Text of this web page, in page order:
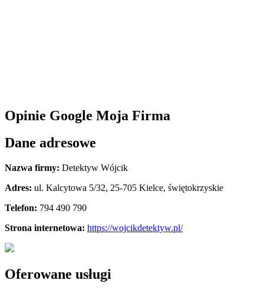
Opinie Google Moja Firma
Dane adresowe
Nazwa firmy: Detektyw Wójcik
Adres: ul. Kalcytowa 5/32, 25-705 Kielce, świętokrzyskie
Telefon: 794 490 790
Strona internetowa: https://wojcikdetektyw.pl/
Oferowane usługi